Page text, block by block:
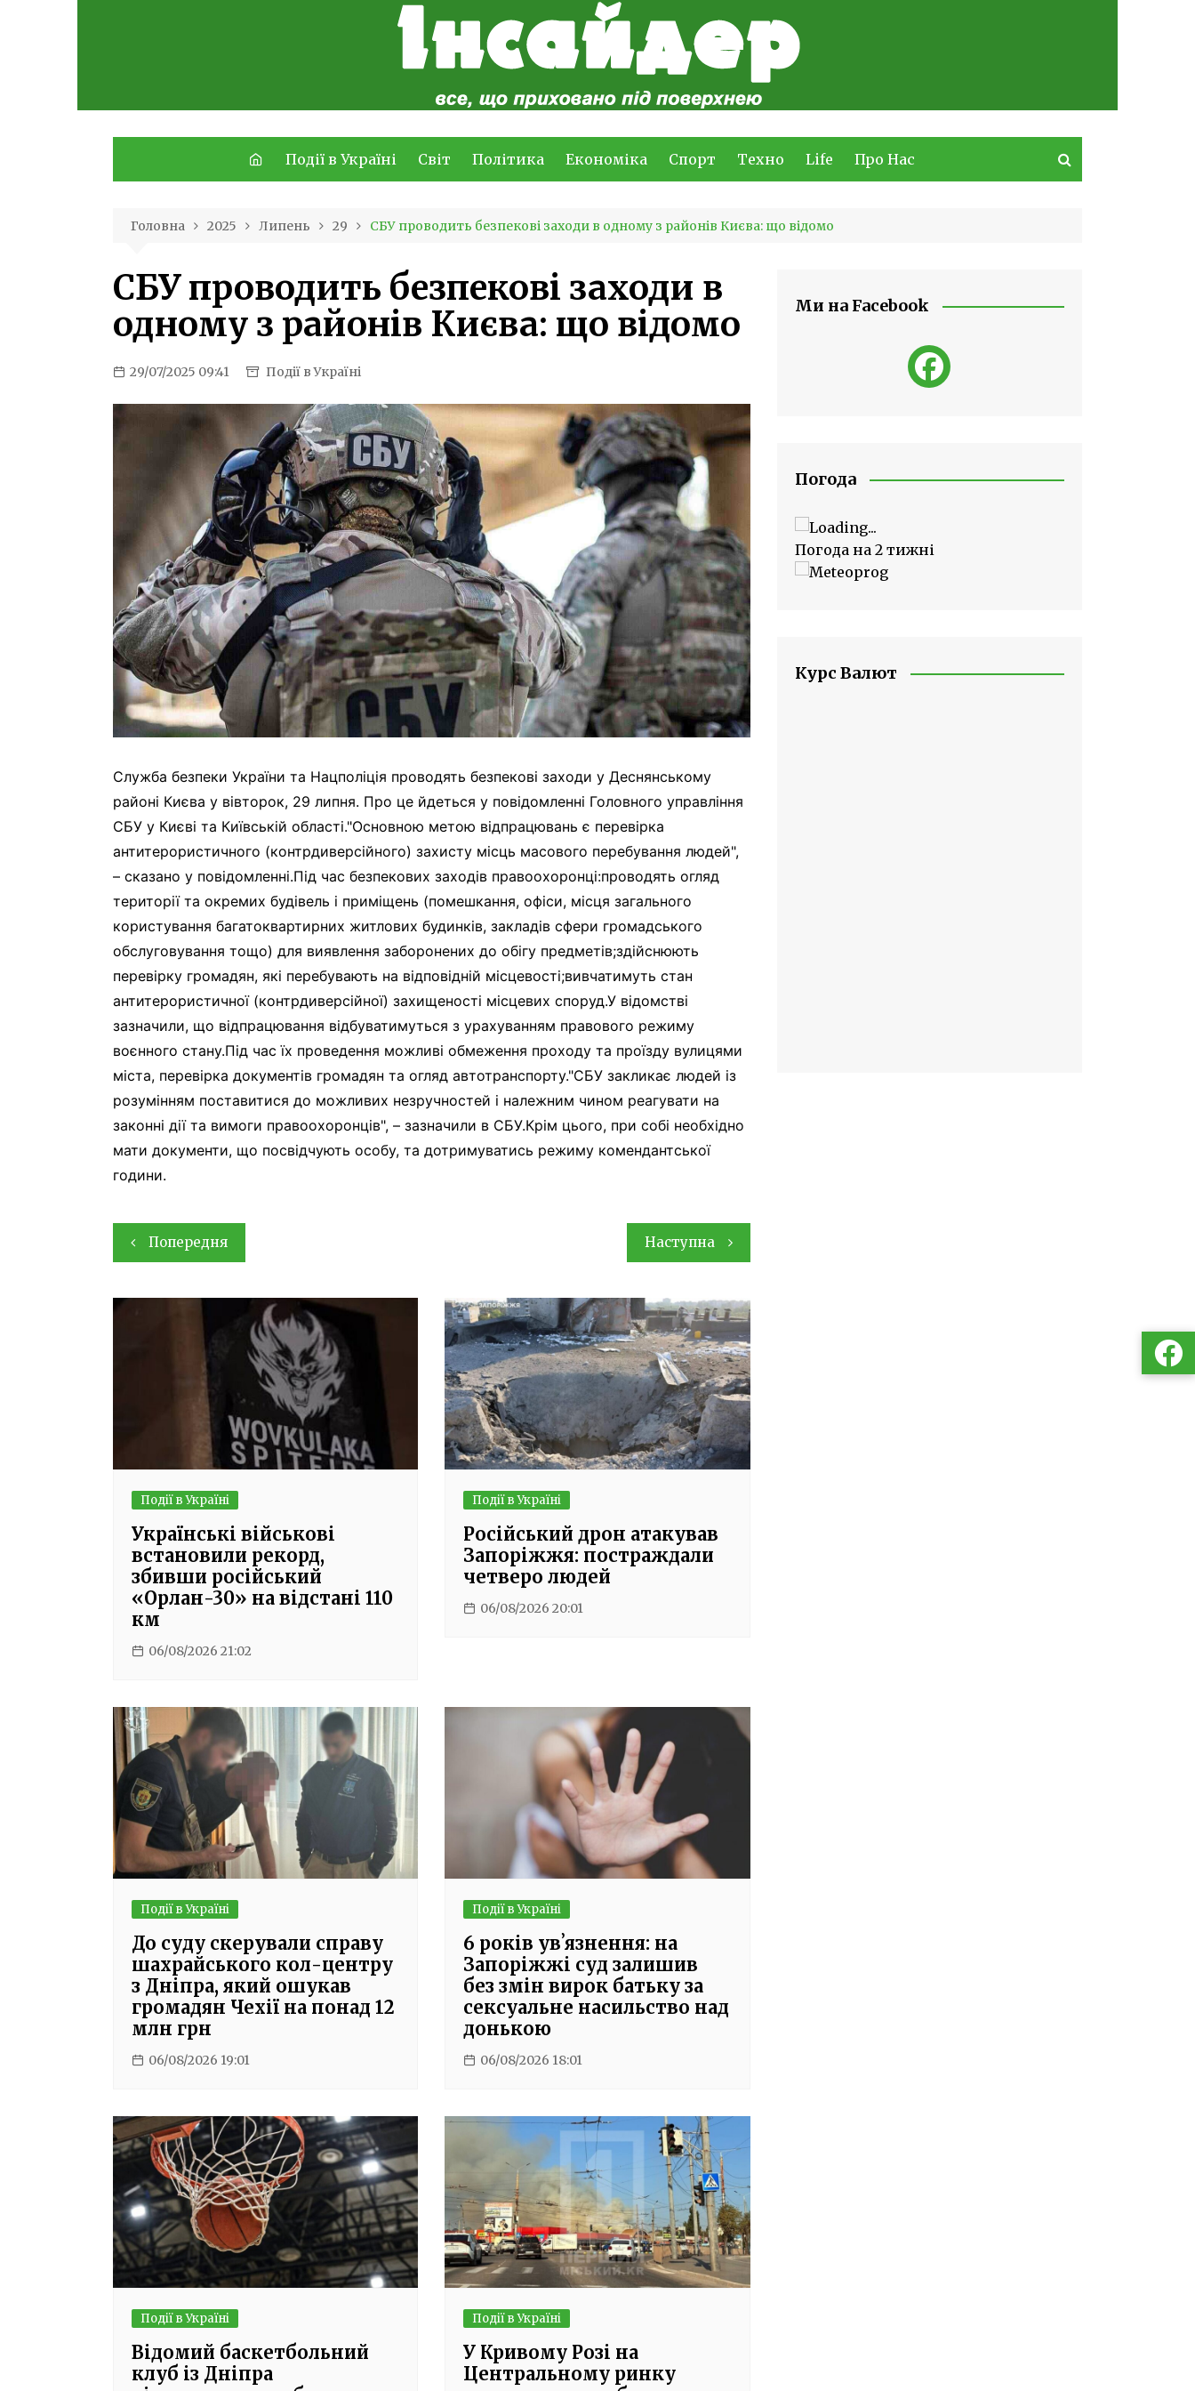
Події в Україні Світ Політика Економіка Спорт Техно Life Про Нас
Головна 2025 Липень 29 СБУ проводить безпекові заходи в одному з районів Києва: що відомо
СБУ проводить безпекові заходи в
одному з районів Києва: що відомо
29/07/2025 09:41 Події в Україні
Служба безпеки України та Нацполіція проводять безпекові заходи у Деснянському
районі Києва у вівторок, 29 липня. Про це йдеться у повідомленні Головного управління
СБУ у Києві та Київській області."Основною метою відпрацювань є перевірка
антитерористичного (контрдиверсійного) захисту місць масового перебування людей",
– сказано у повідомленні.Під час безпекових заходів правоохоронці:проводять огляд
території та окремих будівель і приміщень (помешкання, офіси, місця загального
користування багатоквартирних житлових будинків, закладів сфери громадського
обслуговування тощо) для виявлення заборонених до обігу предметів;здійснюють
перевірку громадян, які перебувають на відповідній місцевості;вивчатимуть стан
антитерористичної (контрдиверсійної) захищеності місцевих споруд.У відомстві
зазначили, що відпрацювання відбуватимуться з урахуванням правового режиму
воєнного стану.Під час їх проведення можливі обмеження проходу та проїзду вулицями
міста, перевірка документів громадян та огляд автотранспорту."СБУ закликає людей із
розумінням поставитися до можливих незручностей і належним чином реагувати на
законні дії та вимоги правоохоронців", – зазначили в СБУ.Крім цього, при собі необхідно
мати документи, що посвідчують особу, та дотримуватись режиму комендантської
години.
Навігація
записів
Попередня Наступна
Події в Україні
Українські військові
встановили рекорд,
збивши російський
«Орлан-30» на відстані 110
км
06/08/2026 21:02
Події в Україні
Російський дрон атакував
Запоріжжя: постраждали
четверо людей
06/08/2026 20:01
Події в Україні
До суду скерували справу
шахрайського кол-центру
з Дніпра, який ошукав
громадян Чехії на понад 12
млн грн
06/08/2026 19:01
Події в Україні
6 років увʼязнення: на
Запоріжжі суд залишив
без змін вирок батьку за
сексуальне насильство над
донькою
06/08/2026 18:01
Події в Україні
Відомий баскетбольний
клуб із Дніпра
Події в Україні
У Кривому Розі на
Центральному ринку
Ми на Facebook
Погода
Погода на 2 тижні
Курс Валют